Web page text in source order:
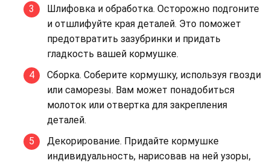
Шлифовка и обработка. Осторожно подгоните
и отшлифуйте края деталей. Это поможет
предотвратить зазубринки и придать
гладкость вашей кормушке.
Сборка. Соберите кормушку, используя гвозди
или саморезы. Вам может понадобиться
молоток или отвертка для закрепления
деталей.
Декорирование. Придайте кормушке
индивидуальность, нарисовав на ней узоры,